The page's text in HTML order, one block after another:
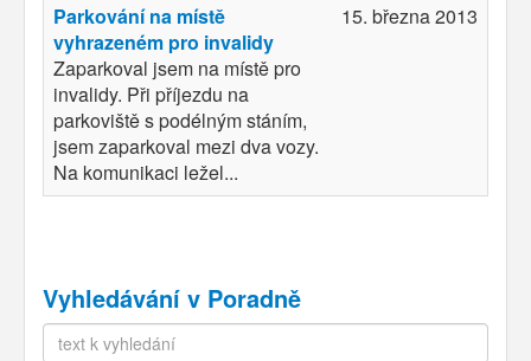
Parkování na místě
vyhrazeném pro invalidy
Zaparkoval jsem na místě pro
invalidy. Při příjezdu na
parkoviště s podélným stáním,
jsem zaparkoval mezi dva vozy.
Na komunikaci ležel...
15. března 2013
Vyhledávání v Poradně